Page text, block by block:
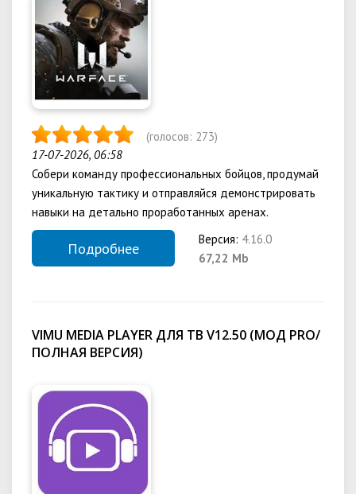
(голосов: 273)
17-07-2026, 06:58
Собери команду профессиональных бойцов, продумай
уникальную тактику и отправляйся демонстрировать
навыки на детально проработанных аренах.
Подробнее
Версия: 4.16.0
67,22 Mb
VIMU MEDIA PLAYER ДЛЯ ТВ V12.50 (МОД PRO/
ПОЛНАЯ ВЕРСИЯ)